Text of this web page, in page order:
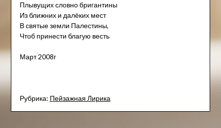
Плывущих словно бригантины
Из ближних и далёких мест
В святые земли Палестины,
Чтоб принести благую весть
Март 2008г
Рубрика: Пейзажна​я Лирика